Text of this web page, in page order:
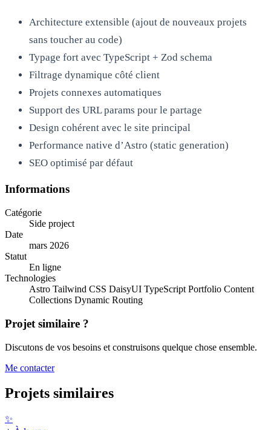
Architecture extensible (ajout de nouveaux projets
sans toucher au code)
Typage fort avec TypeScript + Zod schema
Filtrage dynamique côté client
Projets connexes automatiques
Support des URL params pour le partage
Design cohérent avec le site principal
Performance native d’Astro (static generation)
SEO optimisé par défaut
Informations
Catégorie
Side project
Date
mars 2026
Statut
En ligne
Technologies
Astro Tailwind CSS DaisyUI TypeScript Portfolio Content
Collections Dynamic Routing
Projet similaire ?
Discutons de vos besoins et construisons quelque chose ensemble.
Me contacter
Projets similaires
✨